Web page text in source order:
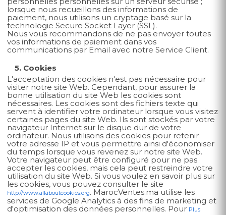
lorsque nous recueillons des informations de
paiement, nous utilisons un cryptage basé sur la
technologie Secure Socket Layer (SSL).
Nous vous recommandons de ne pas envoyer toutes
vos informations de paiement dans vos
communications par Email avec notre Service Client.
5. Cookies
L'acceptation des cookies n'est pas nécessaire pour
visiter notre site Web. Cependant, pour assurer la
bonne utilisation du site Web les cookies sont
nécessaires. Les cookies sont des fichiers texte qui
servent à identifier votre ordinateur lorsque vous visitez
certaines pages du site Web. Ils sont stockés par votre
navigateur Internet sur le disque dur de votre
ordinateur. Nous utilisons des cookies pour retenir
votre adresse IP et vous permettre ainsi d'économiser
du temps lorsque vous revenez sur notre site Web.
Votre navigateur peut être configuré pour ne pas
accepter les cookies, mais cela peut restreindre votre
utilisation du site Web. Si vous voulez en savoir plus sur
les cookies, vous pouvez consulter le site
http://www.allaboutcookies.org. MarocVentes.ma utilise les
services de Google Analytics à des fins de marketing et
d'optimisation des données personnelles. Pour Plus